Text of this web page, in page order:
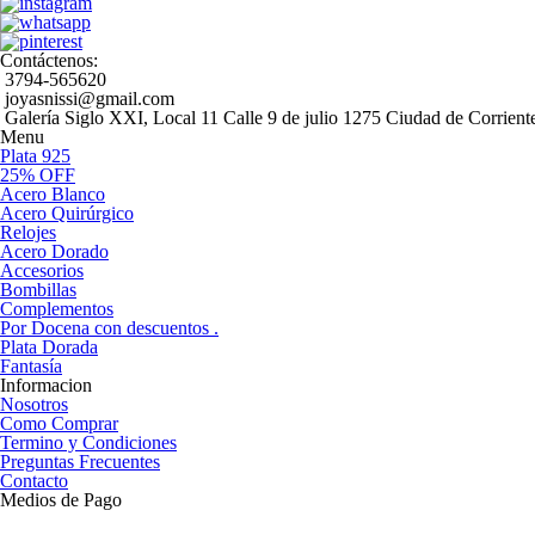
Contáctenos:
3794-565620
joyasnissi@gmail.com
Galería Siglo XXI, Local 11 Calle 9 de julio 1275 Ciudad de
Menu
Plata 925
25% OFF
Acero Blanco
Acero Quirúrgico
Relojes
Acero Dorado
Accesorios
Bombillas
Complementos
Por Docena con descuentos .
Plata Dorada
Fantasía
Informacion
Nosotros
Como Comprar
Termino y Condiciones
Preguntas Frecuentes
Contacto
Medios de Pago